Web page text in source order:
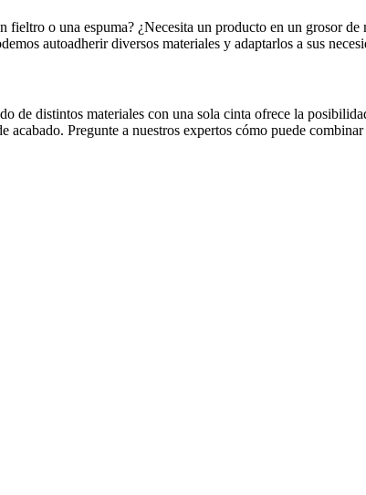
o una espuma? ¿Necesita un producto en un grosor
autoadherir diversos materiales y adaptarlos a sus
de distintos materiales con una sola cinta ofrece la
acabado. Pregunte a nuestros expertos cómo puede